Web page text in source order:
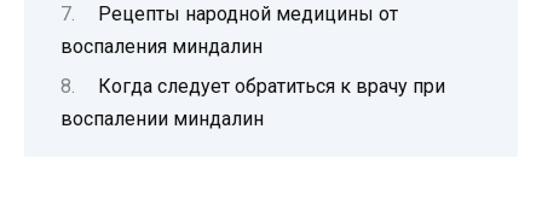
Рецепты народной медицины от
воспаления миндалин
Когда следует обратиться к врачу при
воспалении миндалин